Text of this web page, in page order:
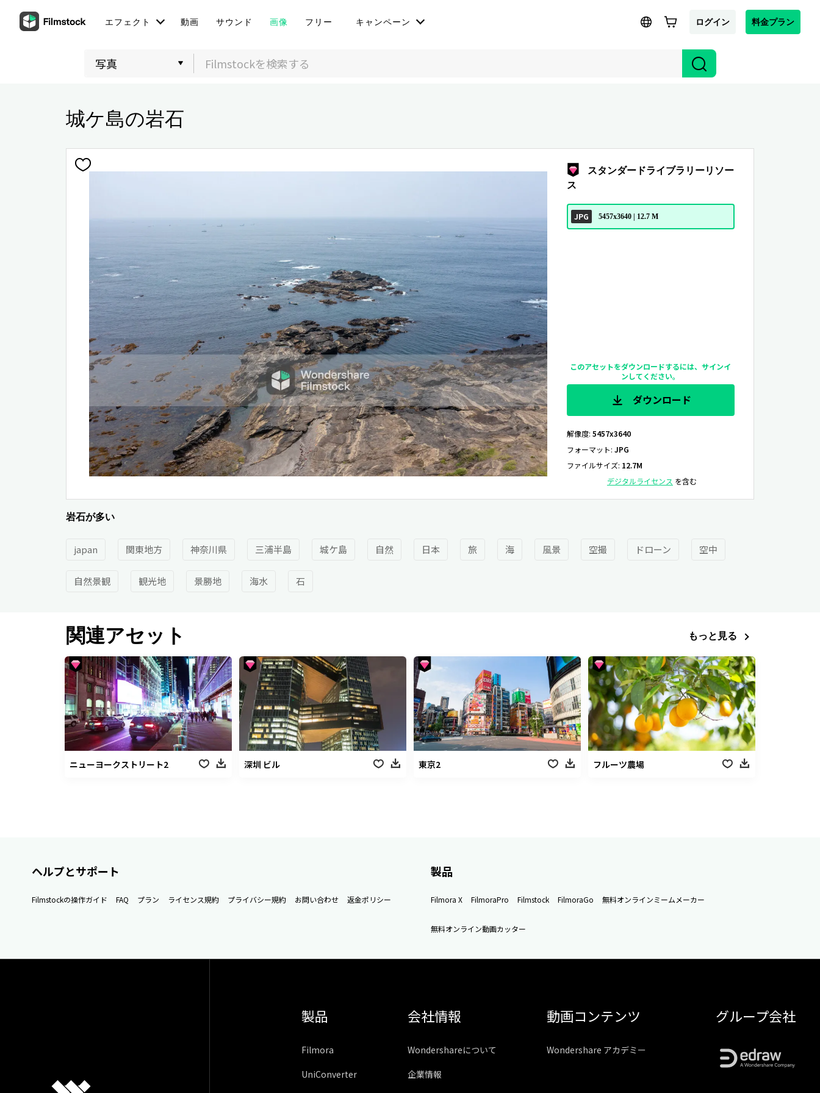
エフェクト 動画 サウンド 画像 フリー キャンペーン ログイン 料金プラン
城ケ島の岩石
スタンダードライブラリーリソー
ス
JPG 5457x3640 | 12.7 M
このアセットをダウンロードするには、サインイ
ンしてください。
ダウンロード
解像度: 5457x3640
フォーマット: JPG
ファイルサイズ: 12.7M
デジタルライセンス を含む
岩石が多い
japan 関東地方 神奈川県 三浦半島 城ケ島 自然 日本 旅 海 風景 空撮 ドローン 空中
自然景観 観光地 景勝地 海水 石
関連アセット もっと見る
ニューヨークストリート2 深圳 ビル 東京2 フルーツ農場
ヘルプとサポート
Filmstockの操作ガイド FAQ プラン ライセンス規約 プライバシー規約 お問い合わせ 返金ポリシー
製品
Filmora X FilmoraPro Filmstock FilmoraGo 無料オンラインミームメーカー
無料オンライン動画カッター
製品
Filmora
UniConverter
会社情報
Wondershareについて
企業情報
動画コンテンツ
Wondershare アカデミー
グループ会社